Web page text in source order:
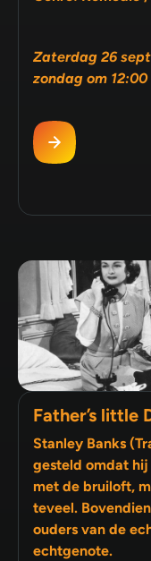
Zaterdag 26
zondag om 12:00
Father’s little
Stanley Banks
gesteld omdat
met de bruiloft, maar dit wordt hem allemaal
teveel.
ouders van de echtgenoot en die van de
echtgenote.